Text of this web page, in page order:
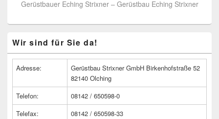
Gerüstbauer Eching Strixner – Gerüstbau Eching Strixner
Seitenleisten
Widget-
Wir sind für Sie da!
Adresse:
Gerüstbau Strixner GmbH Birkenhofstraße 52
82140 Olching
Telefon:
08142 / 650598-0
Telefax:
08142 / 650598-33